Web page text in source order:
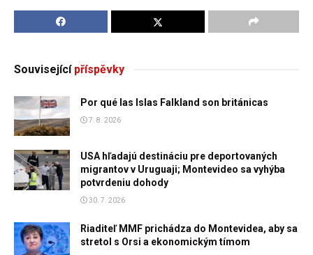
Souvisejícípříspěvky
Por qué las Islas Falkland son británicas
7. 8. 2026
USA hľadajú destináciu pre deportovaných
migrantov v Uruguaji; Montevideo sa vyhýba
potvrdeniu dohody
30. 7. 2026
Riaditeľ MMF prichádza do Montevidea, aby sa
stretol s Orsi a ekonomickým tímom